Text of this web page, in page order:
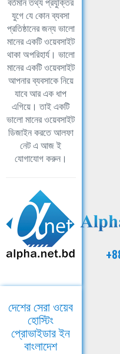
বর্তমান তথ্য প্রযুক্তির
যুগে যে কোন ব্যবসা
প্রতিষ্ঠানের জন্য ভালো
মানের একটি ওয়েবসাইট
থাকা অপরিহার্য। ভালো
মানের একটি ওয়েবসাইট
আপনার ব্যবসাকে নিয়ে
যাবে আর এক ধাপ
এগিয়ে। তাই একটি
ভালো মানের ওয়েবসাইট
ডিজাইন করতে আলফা
নেট এ আজ ই
যোগাযোগ করুন।
দেশের সেরা ওয়েব
হোস্টিং
প্রোভাইডার ইন
বাংলাদেশ